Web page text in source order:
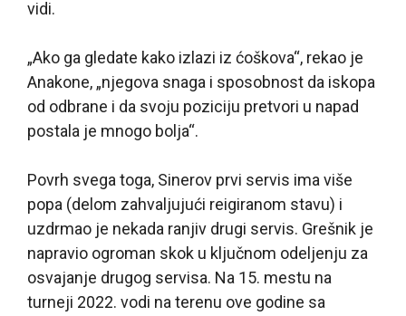
vidi.
„Ako ga gledate kako izlazi iz ćoškova“, rekao je
Anakone, „njegova snaga i sposobnost da iskopa
od odbrane i da svoju poziciju pretvori u napad
postala je mnogo bolja“.
Povrh svega toga, Sinerov prvi servis ima više
popa (delom zahvaljujući reigiranom stavu) i
uzdrmao je nekada ranjiv drugi servis. Grešnik je
napravio ogroman skok u ključnom odeljenju za
osvajanje drugog servisa. Na 15. mestu na
turneji 2022. vodi na terenu ove godine sa